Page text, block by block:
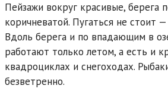
Пейзажи вокруг красивые, берега
коричневатой. Пугаться не стоит
Вдоль берега и по впадающим в
работают только летом, а есть и
квадроциклах и снегоходах.
безветренно.